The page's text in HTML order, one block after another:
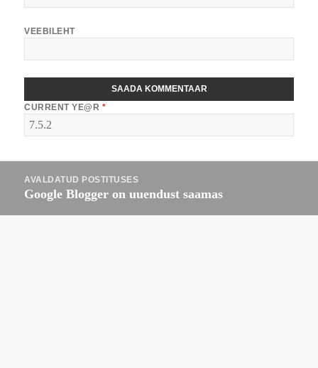
VEEBILEHT
CURRENT YE@R *
AVALDATUD POSTITUSES
Google Blogger on uuendust saamas